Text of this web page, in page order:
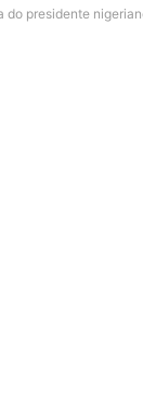
do presidente